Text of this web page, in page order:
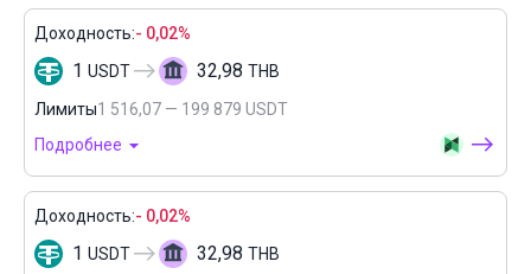
Доходность:- 0,02%
1 USDT 32,98 THB
Лимиты1 516,07 — 199 879 USDT
Подробнее
Доходность:- 0,02%
1 USDT 32,98 THB